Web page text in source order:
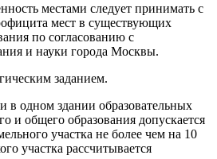
местами следует принимать с
мест в существующих
по согласованию с
и науки города Москвы.
заданием.
в одном здании образовательных
и общего образования допускается
участка не более чем на 10
участка рассчитывается